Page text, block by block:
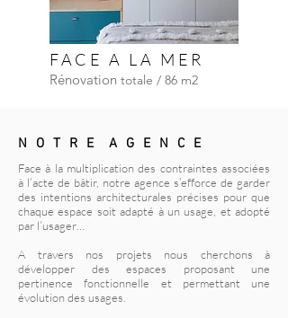
FACE A LA MER
Rénovation totale / 86 m2
N O T R E A G E N C E
Face à la multiplication des contraintes associées
à l’acte de bâtir, notre agence s’efforce de garder
des intentions architecturales précises pour que
chaque espace soit adapté à un usage, et adopté
par l’usager…
A travers nos projets nous cherchons à
développer des espaces proposant une
pertinence fonctionnelle et permettant une
évolution des usages.